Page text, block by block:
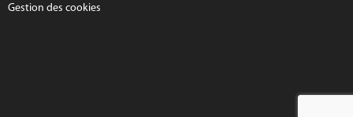
Gestion des cookies